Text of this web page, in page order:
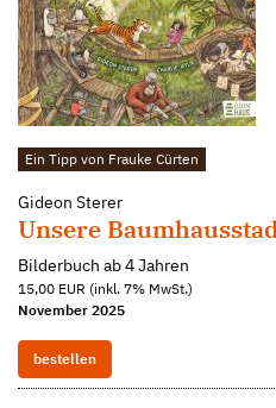
Ein Tipp von Frauke Cürten
Gideon Sterer
Unsere
Bilderbuch ab 4 Jahren
15,00 EUR (inkl. 7% MwSt.)
November 2025
bestellen